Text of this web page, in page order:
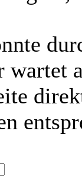
wartet